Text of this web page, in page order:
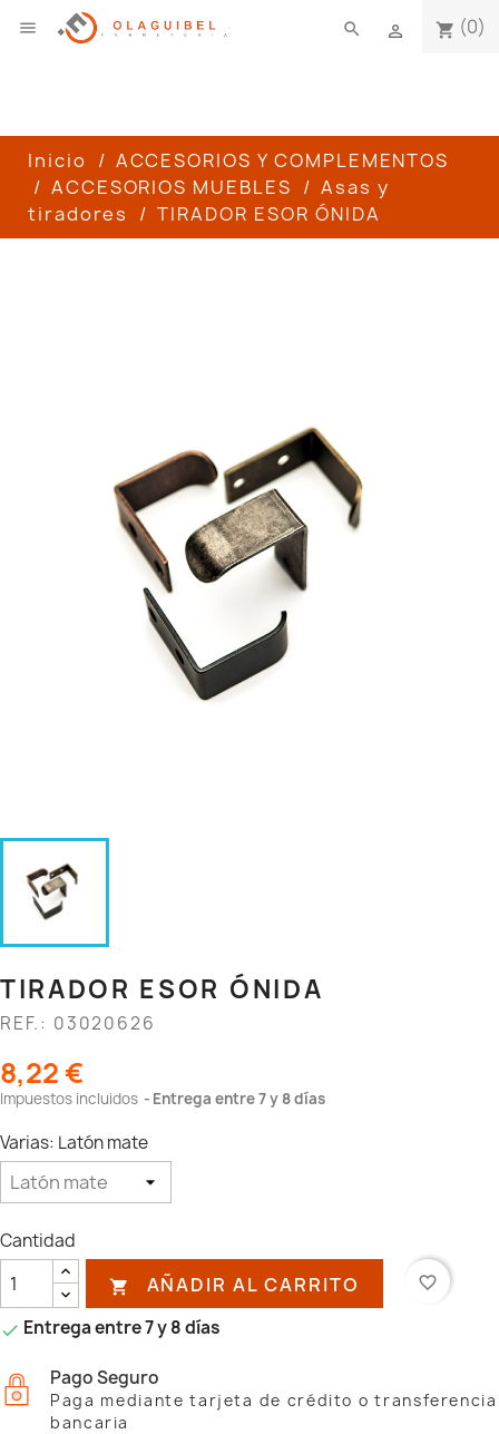
 shopping_cart (0)

search
Inicio
ACCESORIOS Y COMPLEMENTOS
ACCESORIOS MUEBLES
Asas y
tiradores
TIRADOR ESOR ÓNIDA
TIRADOR ESOR ÓNIDA
REF.: 03020626
8,22 €
Impuestos incluidos Entrega entre 7 y 8 días
Varias: Latón mate
Cantidad
 AÑADIR AL CARRITO favorite_border
 Entrega entre 7 y 8 días
Pago Seguro
Paga mediante tarjeta de crédito o transferencia
bancaria